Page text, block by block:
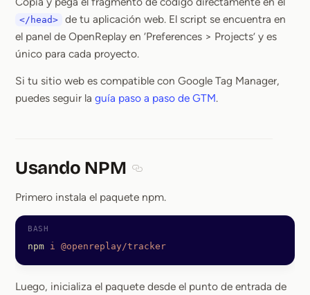
</head>
de tu aplicación web. El script se encuentra en
el panel de OpenReplay en ‘Preferences > Projects’ y es
único para cada proyecto.
Si tu sitio web es compatible con Google Tag Manager,
puedes seguir la guía paso a paso de GTM.
Usando NPM
Primero instala el paquete npm.
npm i @openreplay/tracker
Luego, inicializa el paquete desde el punto de entrada de